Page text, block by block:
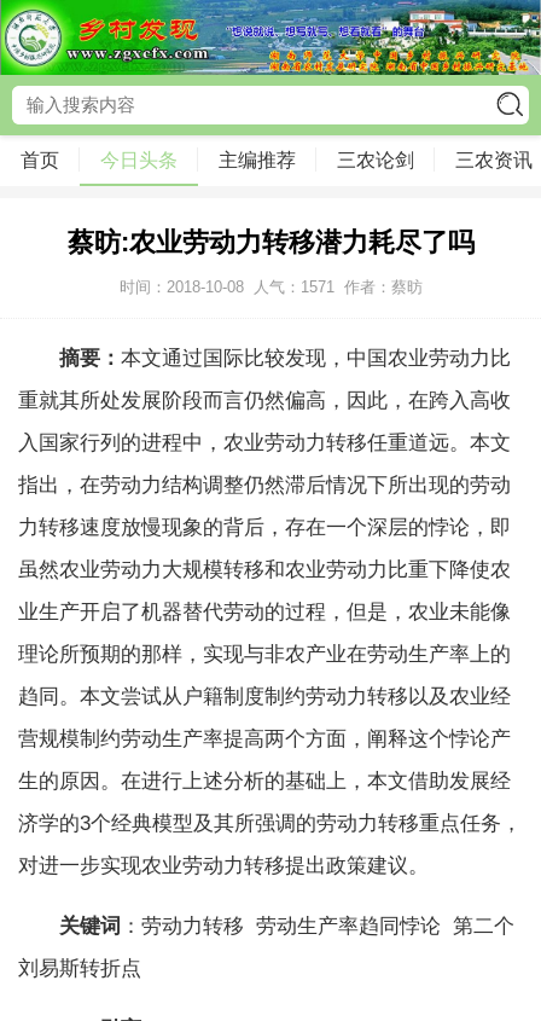
首页 今日头条 主编推荐 三农论剑 三农资讯
蔡昉:农业劳动力转移潜力耗尽了吗
时间：2018-10-08 人气： 1571 作者：蔡昉
摘要： 本文通过国际比较发现，中国农业劳动力比
重就其所处发展阶段而言仍然偏高，因此，在跨入高收
入国家行列的进程中，农业劳动力转移任重道远。本文
指出，在劳动力结构调整仍然滞后情况下所出现的劳动
力转移速度放慢现象的背后，存在一个深层的悖论，即
虽然农业劳动力大规模转移和农业劳动力比重下降使农
业生产开启了机器替代劳动的过程，但是，农业未能像
理论所预期的那样，实现与非农产业在劳动生产率上的
趋同。本文尝试从户籍制度制约劳动力转移以及农业经
营规模制约劳动生产率提高两个方面，阐释这个悖论产
生的原因。在进行上述分析的基础上，本文借助发展经
济学的3个经典模型及其所强调的劳动力转移重点任务，
对进一步实现农业劳动力转移提出政策建议。
关键词 ：劳动力转移 劳动生产率趋同悖论 第二个
刘易斯转折点